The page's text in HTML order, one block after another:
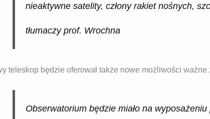
nieaktywne satelity, człony rakiet nośnych,
tłumaczy prof. Wrochna
teleskop będzie oferował także nowe możliwości
Obserwatorium będzie miało na